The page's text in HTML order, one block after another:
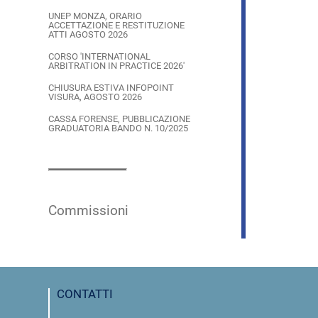
UNEP MONZA, ORARIO
ACCETTAZIONE E RESTITUZIONE
ATTI AGOSTO 2026
CORSO 'INTERNATIONAL
ARBITRATION IN PRACTICE 2026'
CHIUSURA ESTIVA INFOPOINT
VISURA, AGOSTO 2026
CASSA FORENSE, PUBBLICAZIONE
GRADUATORIA BANDO N. 10/2025
Commissioni
CONTATTI